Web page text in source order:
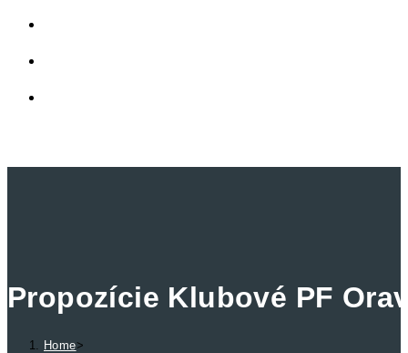
Propozície Klubové PF
Home>